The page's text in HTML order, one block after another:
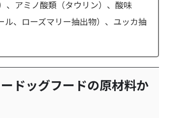
、アミノ酸類（タウリン）、酸味
、ローズマリー抽出物）、ユッカ抽
ドッグフードの原材料か